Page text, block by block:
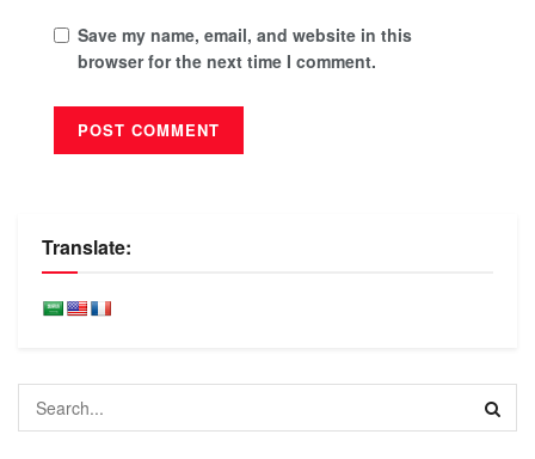
Save my name, email, and website in this
browser for the next time I comment.
Translate: